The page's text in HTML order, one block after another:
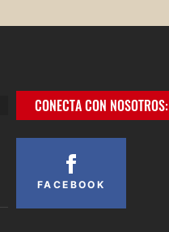
CONECTA CON NOSOTROS:
FACEBOOK